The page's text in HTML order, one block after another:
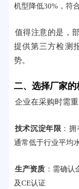
机型降低30%，符
值得注意的是，
提供第三方检测
势。
二、选择厂家
企业在采购时需
技术沉淀年限 ：
通常低于行业平均
生产资质 ：需确
及CE认证